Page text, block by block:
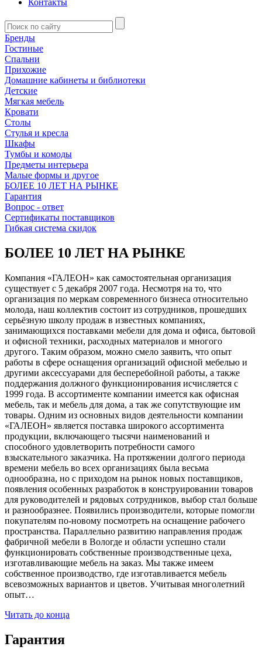
Контакты
Бренды
Гостиные
Спальни
Прихожие
Домашние кабинеты и библиотеки
Детские
Мягкая мебель
Кровати
Столы
Стулья и кресла
Шкафы
Тумбы и комоды
Предметы интерьера
Малые формы и другое
БОЛЕЕ 10 ЛЕТ НА РЫНКЕ
Гарантия
Вопрос - ответ
Сертификаты поставщиков
Гибкая система скидок
БОЛЕЕ 10 ЛЕТ НА РЫНКЕ
Компания «ГАЛЕОН» как самостоятельная организация
существует с 5 декабря 2007 года. Несмотря на то, что
организация по меркам современного бизнеса относительно
молода, наш коллектив состоит из сотрудников, прошедших
серьёзную школу продаж в известных компаниях,
занимающихся поставками мебели для дома и офиса, бытовой
и офисной техники, расходных материалов и многого
другого. Таким образом, можно смело заявить, что опыт
работы в сфере оснащения организаций офисной мебелью и
другими аксессуарами для бесперебойной работы, а также
поддержания должного функционирования исчисляется с
1999 года. В ассортименте компании имеется как офисная
мебель, так и мебель для дома, а так же сопутствующие им
товары. Одним из основных видов деятельности компании
«ГАЛЕОН» является поставка широкого ассортимента
продукции, включающего тысячи наименований и
способного удовлетворить потребности самого
взыскательного заказчика. На протяжении долгого периода
времени мебель во всех организациях была весьма
однообразна, но с приходом на рынок новых поставщиков,
появления особенных разработок в конструировании товаров
для руководителей и рядовых сотрудников, выбор стал больше
и разнообразнее. Появились производители, которые помогли
покупателям по-новому посмотреть на оснащение рабочего
пространства. Параллельно развитию направления продаж
фабричной мебели в Вологде и области успешно стали
функционировать собственные производственные цеха,
изготавливающие мебель на заказ. Мы также имеем
собственное производство, где изготавливается мебель
всевозможных вариантов и цветов. Учитывая многолетний
опыт…
Читать до конца
Гарантия